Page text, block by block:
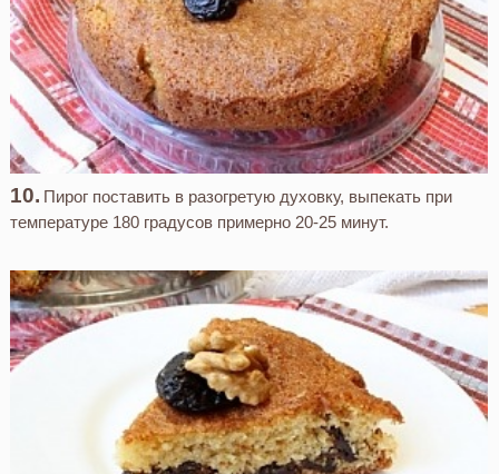
Пирог поставить в разогретую духовку, выпекать при
температуре 180 градусов примерно 20-25 минут.